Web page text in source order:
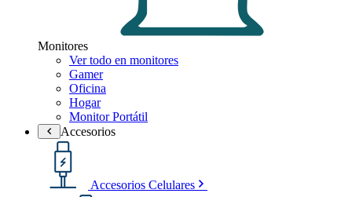
Monitores
Ver todo en monitores
Gamer
Oficina
Hogar
Monitor Portátil
Accesorios
Accesorios Celulares